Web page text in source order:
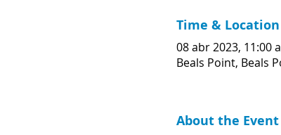
Time & Location
08 abr 2023, 11:00
Beals Point, Beals
About the Event